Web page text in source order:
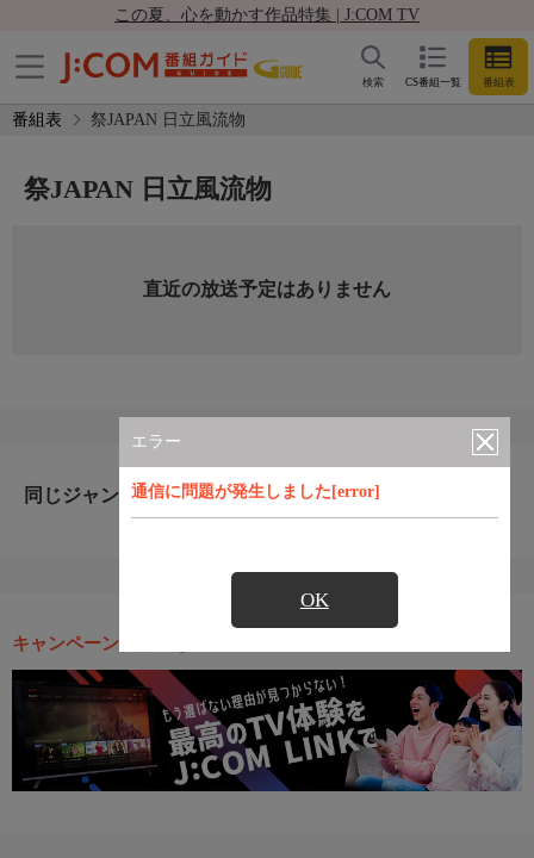
この夏、心を動かす作品特集 | J:COM TV
CS番組一覧 番組表
検索
番組表 祭JAPAN 日立風流物
エラー
通信に問題が発生しました[error]
OK
祭JAPAN 日立風流物
直近の放送予定はありません
同じジャンルのおすすめ番組
キャンペーン・お得な情報